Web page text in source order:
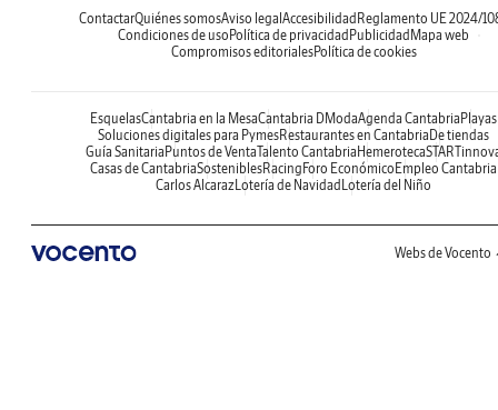
ContactarQuiénes somosAviso legal Accesibilidad Reglamento UE 2024/
Condiciones de uso Política de privacidad Publicidad Mapa web
Compromisos editorialesPolítica de cookies
EsquelasCantabria en la MesaCantabria DModaAgenda Cantabria Playas
Soluciones digitales para PymesRestaurantes en Cantabria De tiendas
Guía Sanitaria Puntos de VentaTalento Cantabria Hemeroteca
Casas de CantabriaSosteniblesRacing Foro Económico Empleo Cantabria
Carlos AlcarazLotería de Navidad Lotería del Niño
Webs de Vocento